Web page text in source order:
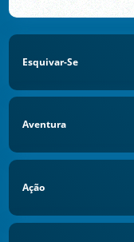
Esquivar-Se
Aventura
Ação